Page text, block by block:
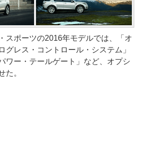
スポーツの2016年モデルでは、「オ
グレス・コントロール・システム」
ワー・テールゲート」など、オプシ
た。